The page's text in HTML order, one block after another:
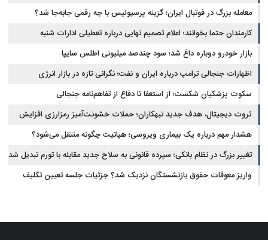
معامله بزرگ در فوتبال ایران؛ گزینه پرسپولیس با چه رقمی جابه‌جا شد؟
کارمندان حتما بخوانند؛ اعلام تصمیم نهایی درباره تعطیلی ادارات شنبه
بازار خودرو دوباره داغ شد؛ سود چندصد میلیونی اطلس سایپا
اظهارات جنجالی ترامپ درباره ایران و نفت؛ نگرانی تازه در بازار انرژی
سکوت پزشکیان شکست؛ از استعفا تا دفاع از تفاهم‌نامه جنجالی
ثروت دیجیتال، هدف جدید تبهکاران؛ حملات خشونت‌آمیز رمزارزی افزایش
یافت
هشدار مهم درباره یک بیماری ویروسی؛ هپاتیت چگونه منتقل می‌شود؟
تغییر بزرگ در نظام بانکی؛ سپرده قانونی به سلاح جدید مقابله با تورم تبدیل شد
واریز معوقات حقوق بازنشستگان نزدیک شد؟ جزئیات جلسه تعیین تکلیف